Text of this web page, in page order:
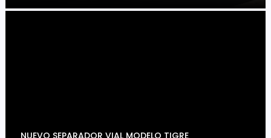
NUEVO SEPARADOR VIAL MODELO TIGRE